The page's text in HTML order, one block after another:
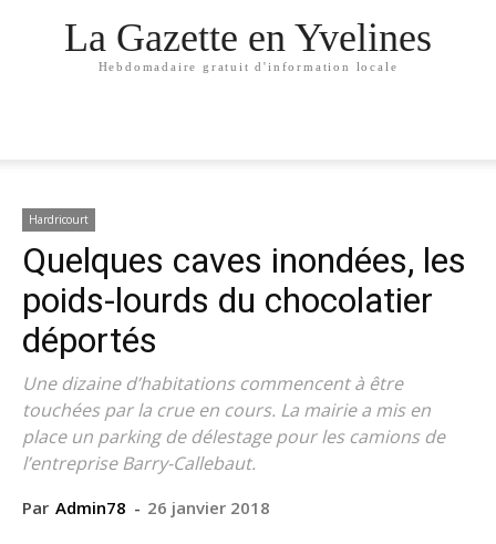
La Gazette en Yvelines
Hebdomadaire gratuit d'information locale
Hardricourt
Quelques caves inondées, les
poids-lourds du chocolatier
déportés
Une dizaine d’habitations commencent à être
touchées par la crue en cours. La mairie a mis en
place un parking de délestage pour les camions de
l’entreprise Barry-Callebaut.
Par Admin78 - 26 janvier 2018